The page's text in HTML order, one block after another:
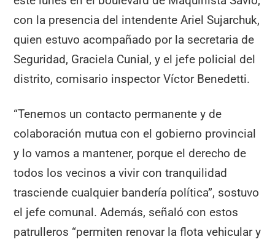
con la presencia del intendente Ariel Sujarchuk,
quien estuvo acompañado por la secretaria de
Seguridad, Graciela Cunial, y el jefe policial del
distrito, comisario inspector Víctor Benedetti.
“Tenemos un contacto permanente y de
colaboración mutua con el gobierno provincial
y lo vamos a mantener, porque el derecho de
todos los vecinos a vivir con tranquilidad
trasciende cualquier bandería política”, sostuvo
el jefe comunal. Además, señaló con estos
patrulleros “permiten renovar la flota vehicular y